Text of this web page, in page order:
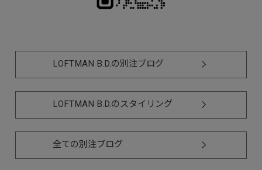
LOFTMAN B.D.の別注ブログ
LOFTMAN B.D.のスタイリング
全ての別注ブログ